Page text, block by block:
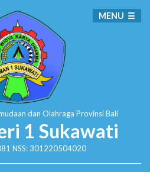
dan Olahraga Provinsi Bali
1 Sukawati
NSS: 301220504020
MENU